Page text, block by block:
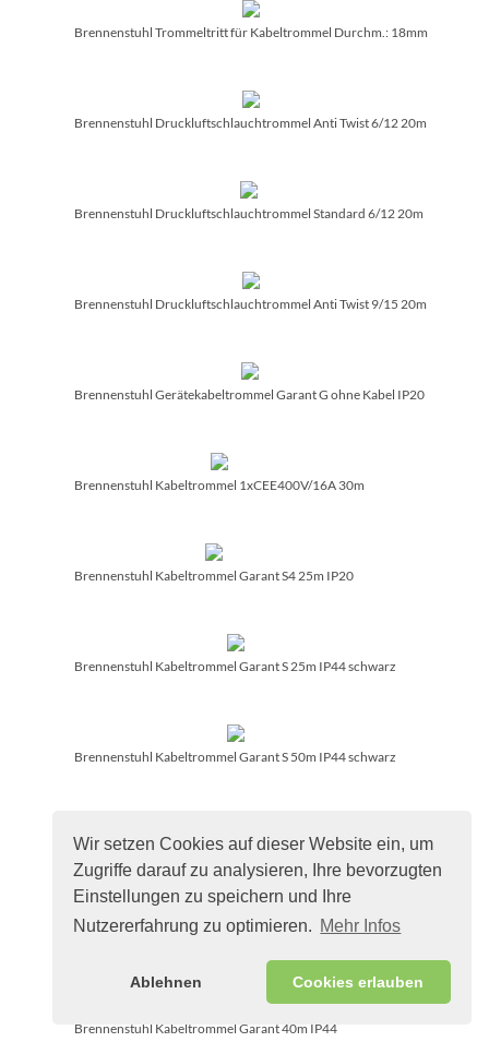
Wir setzen Cookies auf dieser Website ein, um
Zugriffe darauf zu analysieren, Ihre bevorzugten
Einstellungen zu speichern und Ihre
Nutzererfahrung zu optimieren. Mehr Infos
Ablehnen Cookies erlauben
Brennenstuhl Trommeltritt für Kabeltrommel Durchm.: 18mm
Brennenstuhl Druckluftschlauchtrommel Anti Twist 6/­12 20m
Brennenstuhl Druckluftschlauchtrommel Standard 6/­12 20m
Brennenstuhl Druckluftschlauchtrommel Anti Twist 9/­15 20m
Brennenstuhl Gerätekabeltrommel Garant G ohne Kabel IP20
Brennenstuhl Kabeltrommel 1xCEE400V/­16A 30m
Brennenstuhl Kabeltrommel Garant S4 25m IP20
Brennenstuhl Kabeltrommel Garant S 25m IP44 schwarz
Brennenstuhl Kabeltrommel Garant S 50m IP44 schwarz
Brennenstuhl Kabeltrommel Garant 50m IP44
Brennenstuhl Kabeltrommel Garant 40m
Brennenstuhl Kabeltrommel Garant 40m IP44